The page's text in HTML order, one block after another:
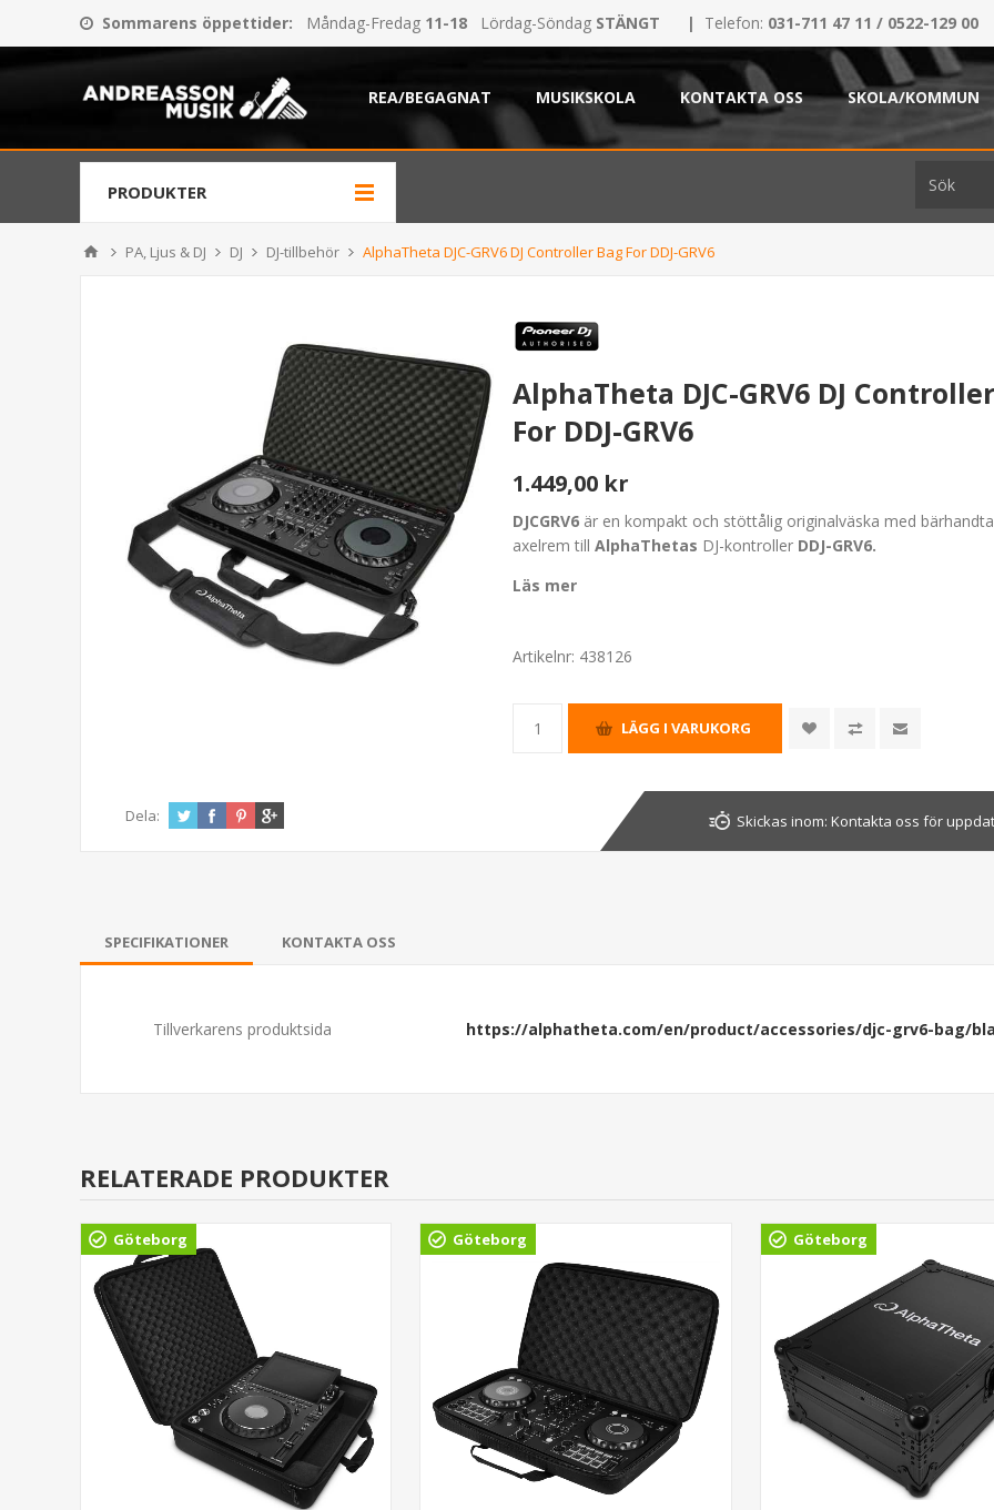
Sommarens öppettider: Måndag-Fredag 11-18 Lördag-Söndag STÄNGT | Telefon: 031-711 47 11 / 0522-129 00
REA/BEGAGNAT MUSIKSKOLA KONTAKTA OSS SKOLA/KOMMUN
PRODUKTER
PA, Ljus & DJ DJ DJ-tillbehör AlphaTheta DJC-GRV6 DJ Controller Bag For DDJ-GRV6
AlphaTheta DJC-GRV6 DJ
For DDJ-GRV6
1.449,00 kr
DJCGRV6 är en kompakt och stöttålig originalväska med
axelrem tillAlphaThetas DJ-kontroller DDJ-GRV6.
Läs mer
Artikelnr: 438126
Dela: Skickas inom: Kontakta oss för
SPECIFIKATIONER KONTAKTA OSS
Tillverkarens produktsida https://alphatheta.com/en/product/accessories/djc-grv6-bag/
RELATERADE PRODUKTER
Göteborg Göteborg Göteborg